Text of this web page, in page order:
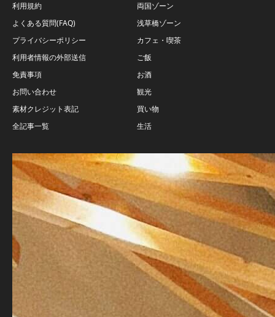
利用規約
よくある質問(FAQ)
プライバシーポリシー
利用者情報の外部送信
免責事項
お問い合わせ
素材クレジット表記
全記事一覧
両国ゾーン
浅草橋ゾーン
カフェ・喫茶
ご飯
お酒
観光
買い物
生活